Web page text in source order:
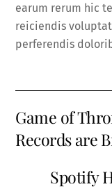
earum rerum hic
reiciendis
perferendis
Game of
Records are
Spotify